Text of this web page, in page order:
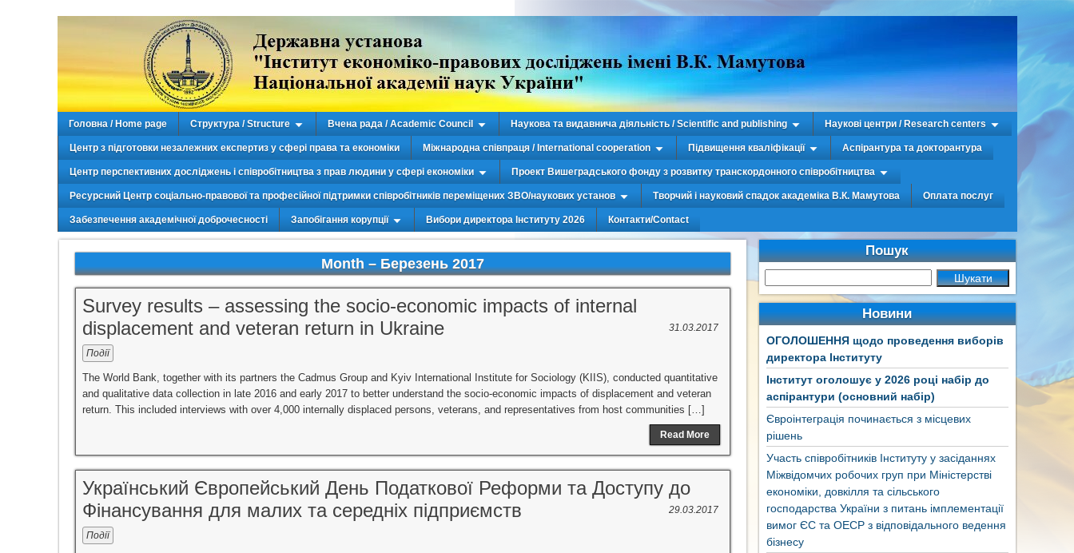
Головна / Home page Структура / Structure Вчена рада / Academic Council Наукова та видавнича діяльність / Scientific and publishing Наукові центри / Research centers
Центр з підготовки незалежних експертиз у сфері права та економіки Міжнародна співпраця / International cooperation Підвищення кваліфікації Аспірантура та докторантура
Центр перспективних досліджень і співробітництва з прав людини у сфері економіки Проект Вишеградського фонду з розвитку транскордонного співробітництва
Ресурсний Центр соціально-правової та професійної підтримки співробітників переміщених ЗВО/наукових установ Творчий і науковий спадок академіка В.К. Мамутова Оплата послуг
Забезпечення академічної доброчесності Запобігання корупції Вибори директора Інституту 2026 Контакти/Contact
Month – Березень 2017
Survey results – assessing the socio-economic impacts of internal
displacement and veteran return in Ukraine
31.03.2017
Події
The World Bank, together with its partners the Cadmus Group and Kyiv International Institute for Sociology (KIIS), conducted quantitative
and qualitative data collection in late 2016 and early 2017 to better understand the socio-economic impacts of displacement and veteran
return. This included interviews with over 4,000 internally displaced persons, veterans, and representatives from host communities […]
Read More
Український Європейський День Податкової Реформи та Доступу до
Фінансування для малих та середніх підприємств
29.03.2017
Події
Пошук
Новини
ОГОЛОШЕННЯ щодо проведення виборів
директора Інституту
Інститут оголошує у 2026 році набір до
аспірантури (основний набір)
Євроінтеграція починається з місцевих
рішень
Участь співробітників Інституту у засіданнях
Міжвідомчих робочих груп при Міністерстві
економіки, довкілля та сільського
господарства України з питань імплементації
вимог ЄС та ОЕСР з відповідального ведення
бізнесу